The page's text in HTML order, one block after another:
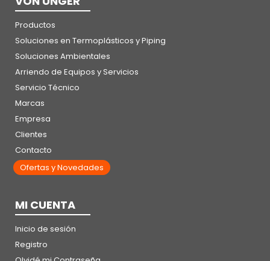
Productos
Soluciones en Termoplásticos y Piping
Soluciones Ambientales
Arriendo de Equipos y Servicios
Servicio Técnico
Marcas
Empresa
Clientes
Contacto
Ofertas y Novedades
MI CUENTA
Inicio de sesión
Registro